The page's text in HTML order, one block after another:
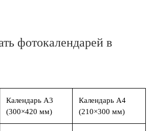
фотокалендарей в
Календарь А3
(300×420 мм)
Календарь А4
(210×300 мм)